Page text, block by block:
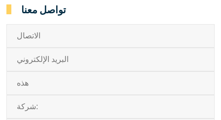
تواصل معنا